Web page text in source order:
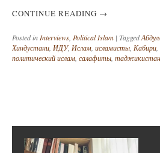
CONTINUE READING →
Posted inInterviews, Political Islam | Tagged
Хиндустани, ИДУ, Ислам, исламисты, Кабири,
политический ислам, салафиты, таджикистан
Post navigation